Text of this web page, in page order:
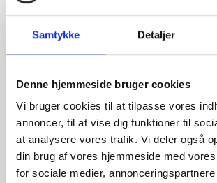
Samtykke Detaljer
Denne hjemmeside bruger cookies
Vi bruger cookies til at tilpasse vores
annoncer, til at vise dig funktioner til
at analysere vores trafik. Vi deler også
din brug af vores hjemmeside med
for sociale medier, annonceringspartnere